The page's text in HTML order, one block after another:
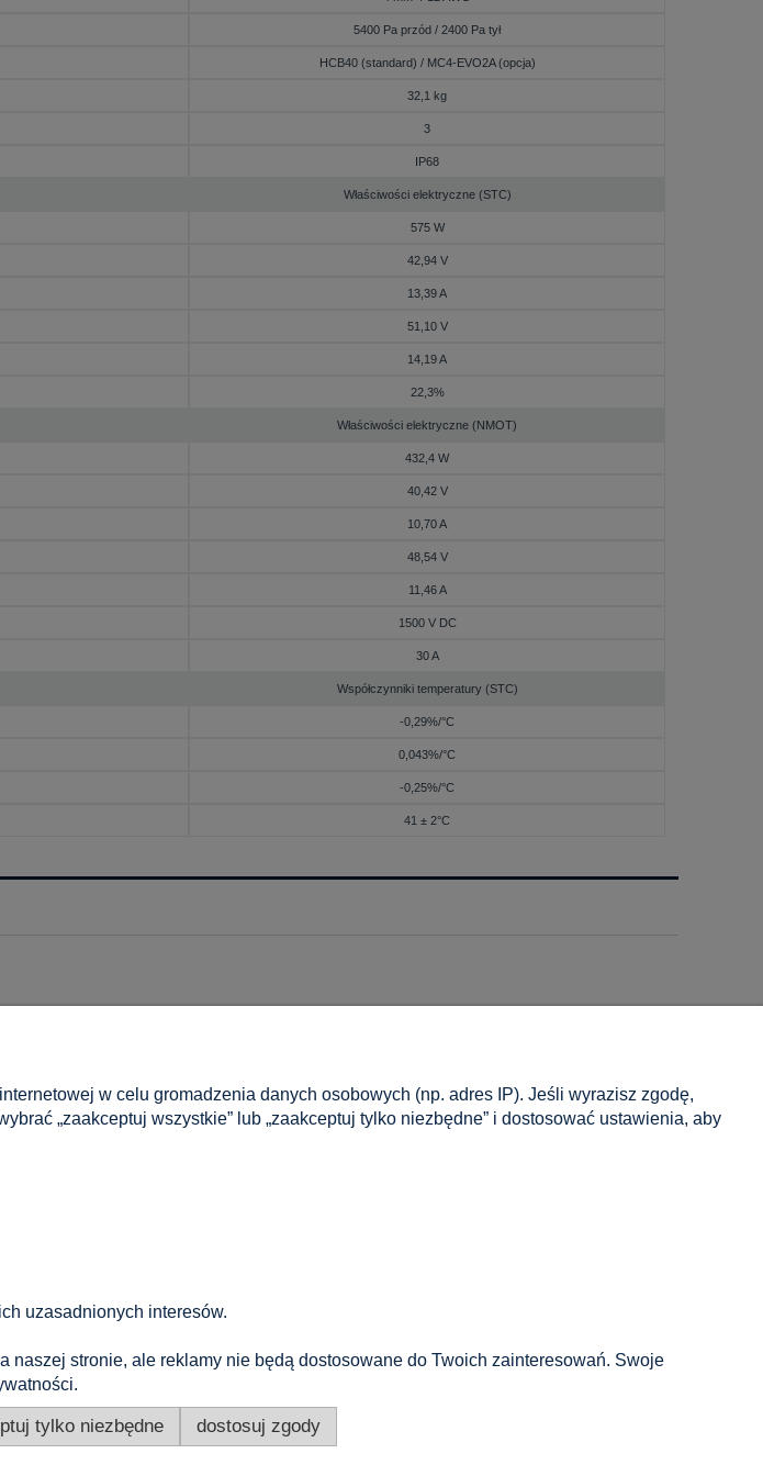
5400 Pa przód / 2400 Pa tył
HCB40 (standard) / MC4-EVO2A (opcja)
32,1 kg
3
IP68
Właściwości elektryczne (STC)
575 W
42,94 V
13,39 A
51,10 V
14,19 A
22,3%
Właściwości elektryczne (NMOT)
432,4 W
40,42 V
10,70 A
48,54 V
11,46 A
1500 V DC
30 A
Współczynniki temperatury (STC)
-0,29%/°C
0,043%/°C
-0,25%/°C
41 ± 2°C
Logowanie
Moje zamówienia
Kontakt
O nas
Sp. z o. o.
95-040 Koluszki, Polska
Pn–Pt 8:00–16:00
w celu gromadzenia danych osobowych (np. adres IP). Jeśli wyrazisz zgodę,
„zaakceptuj wszystkie” lub „zaakceptuj tylko niezbędne” i dostosować ustawienia, aby
uzasadnionych interesów.
naszej stronie, ale reklamy nie będą dostosowane do Twoich zainteresowań. Swoje
tylko niezbędne dostosuj zgody